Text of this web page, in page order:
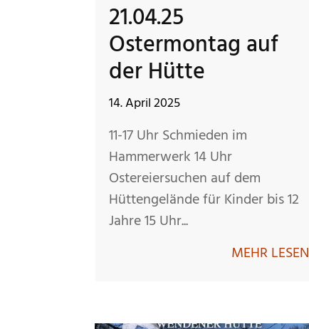
21.04.25
Ostermontag auf
der Hütte
14. April 2025
11-17 Uhr Schmieden im
Hammerwerk 14 Uhr
Ostereiersuchen auf dem
Hüttengelände für Kinder bis 12
Jahre 15 Uhr...
MEHR LESEN